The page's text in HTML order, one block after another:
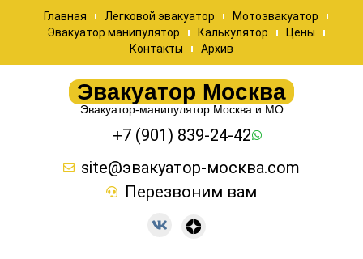
Главная Легковой эвакуатор
Мотоэвакуатор
Эвакуатор манипулятор
Калькулятор
Цены
Контакты
Архив
Эвакуатор Москва
Эвакуатор-манипулятор Москва и МО
+7 (901) 839-24-42
site@эвакуатор-москва.com
Перезвоним вам